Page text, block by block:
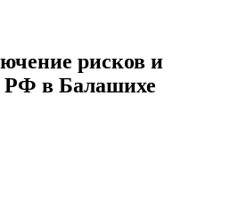
рисков и
в Балашихе